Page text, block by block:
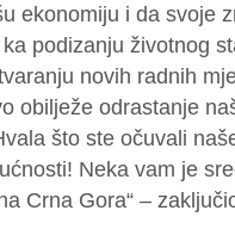
ekonomiju i da svoje
podizanju životnog
novih radnih
obilježe odrastanje
što ste očuvali
Neka vam je
Crna Gora“ –